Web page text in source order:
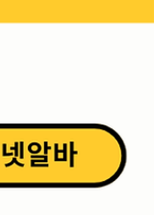
루, 일주일, 한 달 등 짧
급하게 생활비가 필요하
소액이라도 빠르게 마련
합니다. 장기 근무처럼
절차가 길지 않아, 지원
하다는 점도 큰 장점입
의 자유 입니다. 학생, 취
자영업 준비자 등 각자
게 단기알바는 시간을